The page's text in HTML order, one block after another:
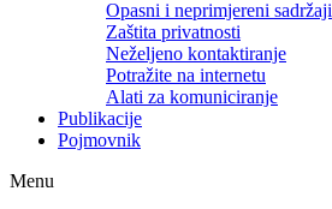
Opasni i neprimjereni sadržaji
Zaštita privatnosti
Neželjeno kontaktiranje
Potražite na internetu
Alati za komuniciranje
Publikacije
Pojmovnik
Menu